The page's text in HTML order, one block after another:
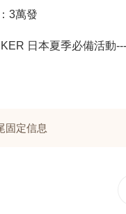
3萬發
日本夏季必備活動
固定信息